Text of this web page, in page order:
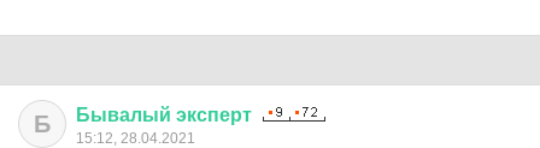
Б Бывалый эксперт
15:12, 28.04.2021